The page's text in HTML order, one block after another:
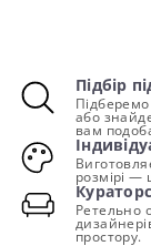
Підбір
або
вам
розмірі —
Ретельно
простору.